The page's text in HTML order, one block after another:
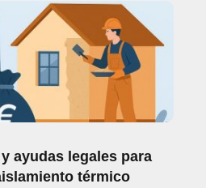
ayudas legales para
térmico